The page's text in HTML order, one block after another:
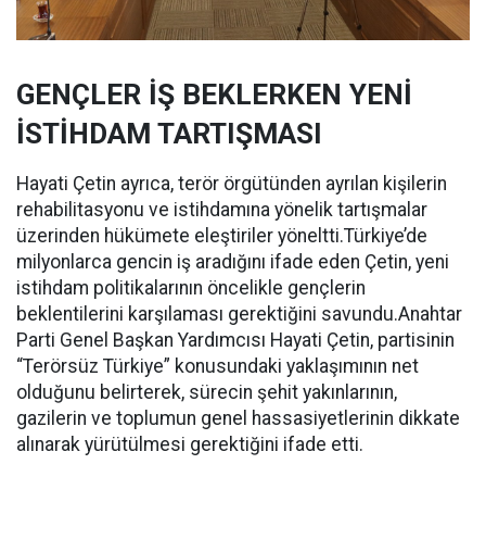
GENÇLER İŞ BEKLERKEN YENİ
İSTİHDAM TARTIŞMASI
Hayati Çetin ayrıca, terör örgütünden ayrılan kişilerin
rehabilitasyonu ve istihdamına yönelik tartışmalar
üzerinden hükümete eleştiriler yöneltti.Türkiye’de
milyonlarca gencin iş aradığını ifade eden Çetin, yeni
istihdam politikalarının öncelikle gençlerin
beklentilerini karşılaması gerektiğini savundu.Anahtar
Parti Genel Başkan Yardımcısı Hayati Çetin, partisinin
“Terörsüz Türkiye” konusundaki yaklaşımının net
olduğunu belirterek, sürecin şehit yakınlarının,
gazilerin ve toplumun genel hassasiyetlerinin dikkate
alınarak yürütülmesi gerektiğini ifade etti.